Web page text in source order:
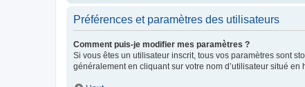
Préférences et paramètres des utilisateurs
Comment puis-je modifier mes paramètres ?
Si vous êtes un utilisateur inscrit, tous vos paramètres sont
généralement en cliquant sur votre nom d’utilisateur situé